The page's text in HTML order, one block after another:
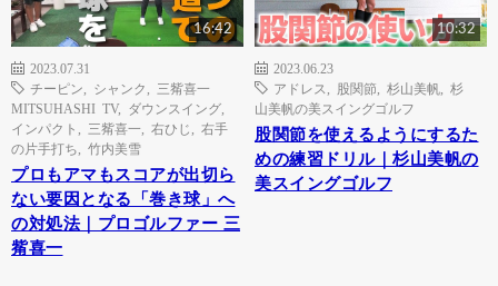
16:42
2023.07.31
チーピン
シャンク
三觜喜一
MITSUHASHI TV, ダウンスイング
インパクト
三觜喜一 右ひじ
右手
の片手打ち
竹内美雪
プロもアマもスコアが出切ら
ない要因となる「巻き球」へ
の対処法｜プロゴルファー 三
觜喜一
10:32
2023.06.23
アドレス
股関節 杉山美帆
杉
山美帆の美スイングゴルフ
股関節を使えるようにするた
めの練習ドリル｜杉山美帆の
美スイングゴルフ